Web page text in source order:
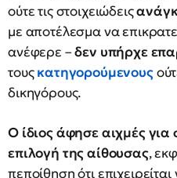
ούτε τις στοιχειώδεις
με αποτέλεσμα να
ανέφερε –δεν υπήρχε
τουςκατηγορούμενους
δικηγόρους.
Ο ίδιος άφησε αιχμές για
επιλογή της αίθουσας,
πεποίθηση ότι